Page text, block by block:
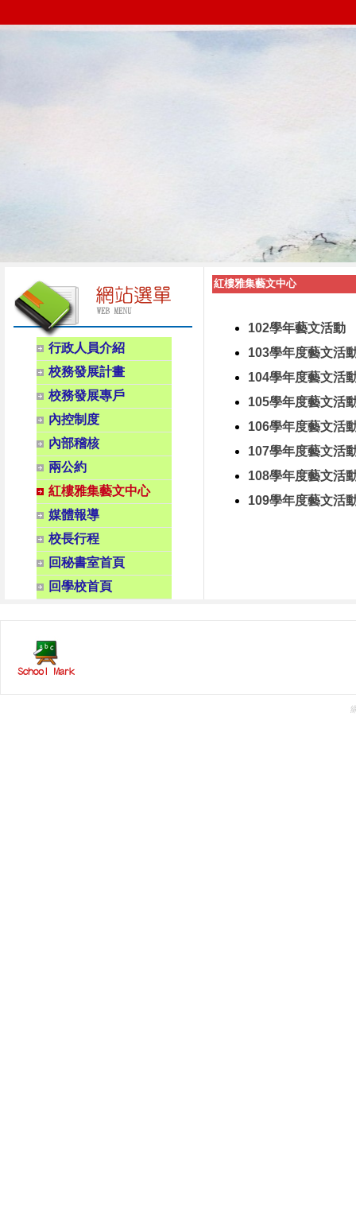
行政人員介紹
校務發展計畫
校務發展專戶
內控制度
內部稽核
兩公約
紅樓雅集藝文中心
媒體報導
校長行程
回秘書室首頁
回學校首頁
紅樓雅集藝文中心
102學年藝文活動
103學年度藝文活
104學年度藝文活
105學年度藝文活
106學年度藝文活
107學年度藝文活
108學年度藝文活
109學年度藝文活